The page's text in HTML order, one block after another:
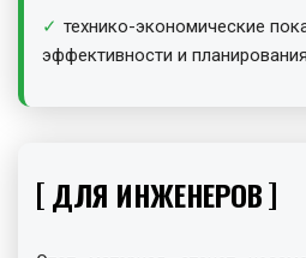
технико-экономические
эффективности и
ДЛЯ ИНЖЕНЕРОВ